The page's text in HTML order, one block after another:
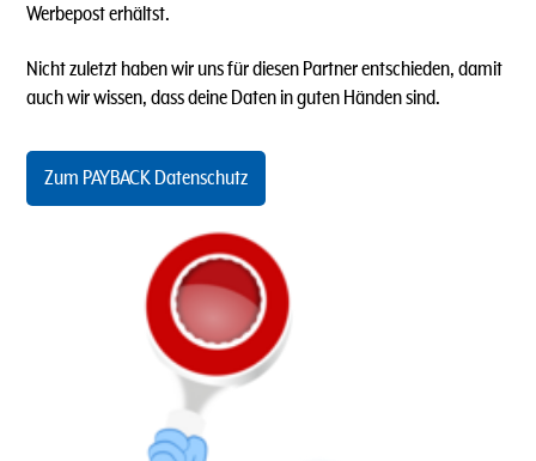
Werbepost erhältst.
Nicht zuletzt haben wir uns für diesen Partner entschieden, damit
auch wir wissen, dass deine Daten in guten Händen sind.
Zum PAYBACK Datenschutz